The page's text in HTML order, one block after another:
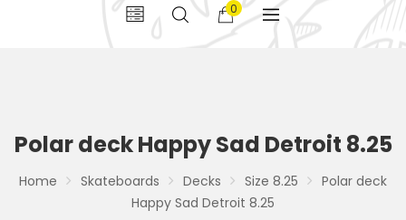
0
Polar deck Happy Sad Detroit 8.25
Home Skateboards Decks Size 8.25
Polar deck
Happy Sad Detroit 8.25